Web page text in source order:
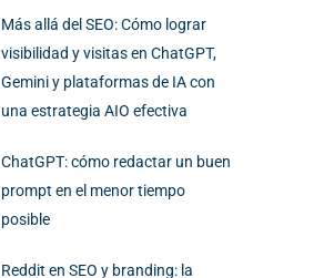
Más allá del SEO: Cómo lograr
visibilidad y visitas en ChatGPT,
Gemini y plataformas de IA con
una estrategia AIO efectiva
ChatGPT: cómo redactar un buen
prompt en el menor tiempo
posible
Reddit en SEO y branding: la